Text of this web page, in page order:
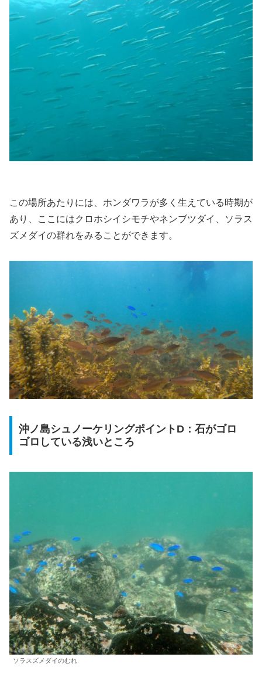
この場所あたりには、ホンダワラが多く生えている時期が
あり、ここにはクロホシイシモチやネンブツダイ、ソラス
ズメダイの群れをみることができます。
沖ノ島シュノーケリングポイントD：石がゴロ
ゴロしている浅いところ
ソラスズメダイのむれ